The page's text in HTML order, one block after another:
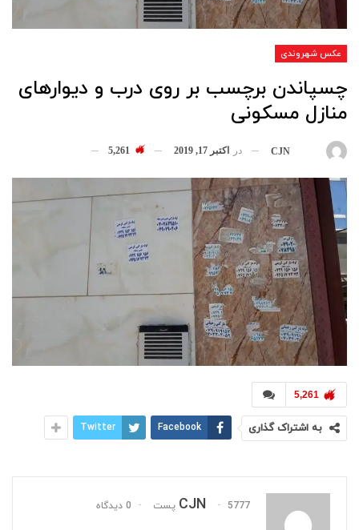
عکس شهروندی
چسپاندن برچسب بر روی درب و دیوارهای
منازل مسکونی
CJN در اکتبر 17, 2019 5,261
5,261
به اشتراک گذاری Facebook
Twitter
CJN 5777 پست 0 دیدگاه